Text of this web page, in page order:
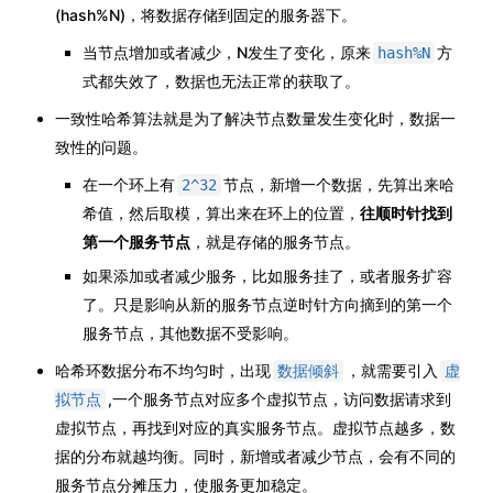
(hash%N)，将数据存储到固定的服务器下。
当节点增加或者减少，N发生了变化，原来 hash%N 方
式都失效了，数据也无法正常的获取了。
一致性哈希算法就是为了解决节点数量发生变化时，数据一
致性的问题。
在一个环上有 2^32 节点，新增一个数据，先算出来哈
希值，然后取模，算出来在环上的位置， 往顺时针找到
第一个服务节点 ，就是存储的服务节点。
如果添加或者减少服务，比如服务挂了，或者服务扩容
了。只是影响从新的服务节点逆时针方向摘到的第一个
服务节点，其他数据不受影响。
哈希环数据分布不均匀时，出现 数据倾斜 ，就需要引入
虚
拟节点 ,一个服务节点对应多个虚拟节点，访问数据请求到
虚拟节点，再找到对应的真实服务节点。虚拟节点越多，数
据的分布就越均衡。同时，新增或者减少节点，会有不同的
服务节点分摊压力，使服务更加稳定。